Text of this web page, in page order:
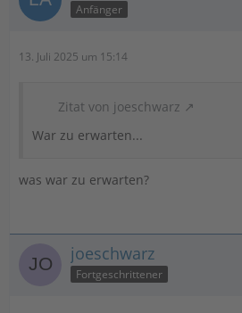
Anfänger
13. Juli 2025 um 15:14
Zitat von joeschwarz
War zu erwarten...
was war zu erwarten?
joeschwarz
Fortgeschrittener